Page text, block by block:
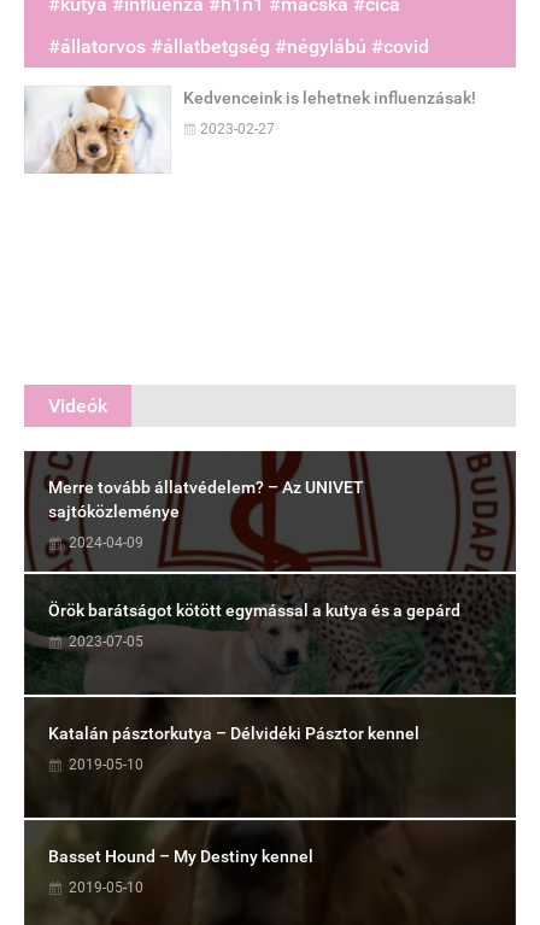
#állatorvos #állatbetgség #négylábú #covid
Kedvenceink is lehetnek influenzásak!
2023-02-27
Videók
Merre tovább állatvédelem? – Az UNIVET
sajtóközleménye
2024-04-09
Örök barátságot kötött egymással a kutya és a gepárd
2023-07-05
Katalán pásztorkutya – Délvidéki Pásztor kennel
2019-05-10
Basset Hound – My Destiny kennel
2019-05-10